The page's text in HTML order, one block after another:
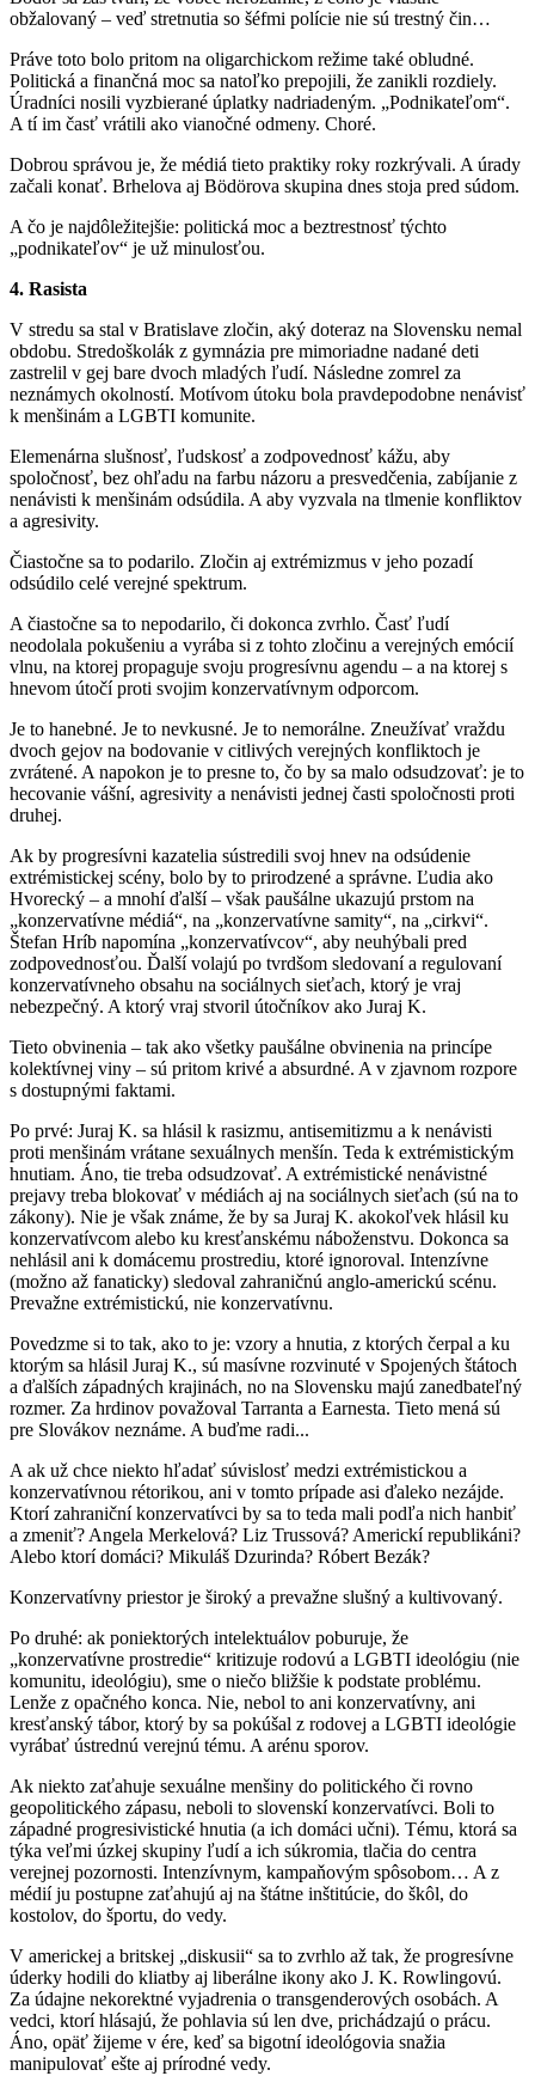
obžalovaný – veď stretnutia so šéfmi polície nie sú trestný čin…
Práve toto bolo pritom na oligarchickom režime také obludné.
Politická a finančná moc sa natoľko prepojili, že zanikli rozdiely.
Úradníci nosili vyzbierané úplatky nadriadeným. „Podnikateľom“.
A tí im časť vrátili ako vianočné odmeny. Choré.
Dobrou správou je, že médiá tieto praktiky roky rozkrývali. A úrady
začali konať. Brhelova aj Bödörova skupina dnes stoja pred súdom.
A čo je najdôležitejšie: politická moc a beztrestnosť týchto
„podnikateľov“ je už minulosťou.
4. Rasista
V stredu sa stal v Bratislave zločin, aký doteraz na Slovensku nemal
obdobu. Stredoškolák z gymnázia pre mimoriadne nadané deti
zastrelil v gej bare dvoch mladých ľudí. Následne zomrel za
neznámych okolností. Motívom útoku bola pravdepodobne nenávisť
k menšinám a LGBTI komunite.
Elemenárna slušnosť, ľudskosť a zodpovednosť kážu, aby
spoločnosť, bez ohľadu na farbu názoru a presvedčenia, zabíjanie z
nenávisti k menšinám odsúdila. A aby vyzvala na tlmenie konfliktov
a agresivity.
Čiastočne sa to podarilo. Zločin aj extrémizmus v jeho pozadí
odsúdilo celé verejné spektrum.
A čiastočne sa to nepodarilo, či dokonca zvrhlo. Časť ľudí
neodolala pokušeniu a vyrába si z tohto zločinu a verejných emócií
vlnu, na ktorej propaguje svoju progresívnu agendu – a na ktorej s
hnevom útočí proti svojim konzervatívnym odporcom.
Je to hanebné. Je to nevkusné. Je to nemorálne. Zneužívať vraždu
dvoch gejov na bodovanie v citlivých verejných konfliktoch je
zvrátené. A napokon je to presne to, čo by sa malo odsudzovať: je to
hecovanie vášní, agresivity a nenávisti jednej časti spoločnosti proti
druhej.
Ak by progresívni kazatelia sústredili svoj hnev na odsúdenie
extrémistickej scény, bolo by to prirodzené a správne. Ľudia ako
Hvorecký – a mnohí ďalší – však paušálne ukazujú prstom na
„konzervatívne médiá“, na „konzervatívne samity“, na „cirkvi“.
Štefan Hríb napomína „konzervatívcov“, aby neuhýbali pred
zodpovednosťou. Ďalší volajú po tvrdšom sledovaní a regulovaní
konzervatívneho obsahu na sociálnych sieťach, ktorý je vraj
nebezpečný. A ktorý vraj stvoril útočníkov ako Juraj K.
Tieto obvinenia – tak ako všetky paušálne obvinenia na princípe
kolektívnej viny – sú pritom krivé a absurdné. A v zjavnom rozpore
s dostupnými faktami.
Po prvé: Juraj K. sa hlásil k rasizmu, antisemitizmu a k nenávisti
proti menšinám vrátane sexuálnych menšín. Teda k extrémistickým
hnutiam. Áno, tie treba odsudzovať. A extrémistické nenávistné
prejavy treba blokovať v médiách aj na sociálnych sieťach (sú na to
zákony). Nie je však známe, že by sa Juraj K. akokoľvek hlásil ku
konzervatívcom alebo ku kresťanskému náboženstvu. Dokonca sa
nehlásil ani k domácemu prostrediu, ktoré ignoroval. Intenzívne
(možno až fanaticky) sledoval zahraničnú anglo-americkú scénu.
Prevažne extrémistickú, nie konzervatívnu.
Povedzme si to tak, ako to je: vzory a hnutia, z ktorých čerpal a ku
ktorým sa hlásil Juraj K., sú masívne rozvinuté v Spojených štátoch
a ďalších západných krajinách, no na Slovensku majú zanedbateľný
rozmer. Za hrdinov považoval Tarranta a Earnesta. Tieto mená sú
pre Slovákov neznáme. A buďme radi...
A ak už chce niekto hľadať súvislosť medzi extrémistickou a
konzervatívnou rétorikou, ani v tomto prípade asi ďaleko nezájde.
Ktorí zahraniční konzervatívci by sa to teda mali podľa nich hanbiť
a zmeniť? Angela Merkelová? Liz Trussová? Americkí republikáni?
Alebo ktorí domáci? Mikuláš Dzurinda? Róbert Bezák?
Konzervatívny priestor je široký a prevažne slušný a kultivovaný.
Po druhé: ak poniektorých intelektuálov poburuje, že
„konzervatívne prostredie“ kritizuje rodovú a LGBTI ideológiu (nie
komunitu, ideológiu), sme o niečo bližšie k podstate problému.
Lenže z opačného konca. Nie, nebol to ani konzervatívny, ani
kresťanský tábor, ktorý by sa pokúšal z rodovej a LGBTI ideológie
vyrábať ústrednú verejnú tému. A arénu sporov.
Ak niekto zaťahuje sexuálne menšiny do politického či rovno
geopolitického zápasu, neboli to slovenskí konzervatívci. Boli to
západné progresivistické hnutia (a ich domáci učni). Tému, ktorá sa
týka veľmi úzkej skupiny ľudí a ich súkromia, tlačia do centra
verejnej pozornosti. Intenzívnym, kampaňovým spôsobom… A z
médií ju postupne zaťahujú aj na štátne inštitúcie, do škôl, do
kostolov, do športu, do vedy.
V americkej a britskej „diskusii“ sa to zvrhlo až tak, že progresívne
úderky hodili do kliatby aj liberálne ikony ako J. K. Rowlingovú.
Za údajne nekorektné vyjadrenia o transgenderových osobách. A
vedci, ktorí hlásajú, že pohlavia sú len dve, prichádzajú o prácu.
Áno, opäť žijeme v ére, keď sa bigotní ideológovia snažia
manipulovať ešte aj prírodné vedy.